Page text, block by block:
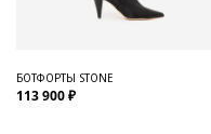
БОТФОРТЫ STONE
113 900 ₽